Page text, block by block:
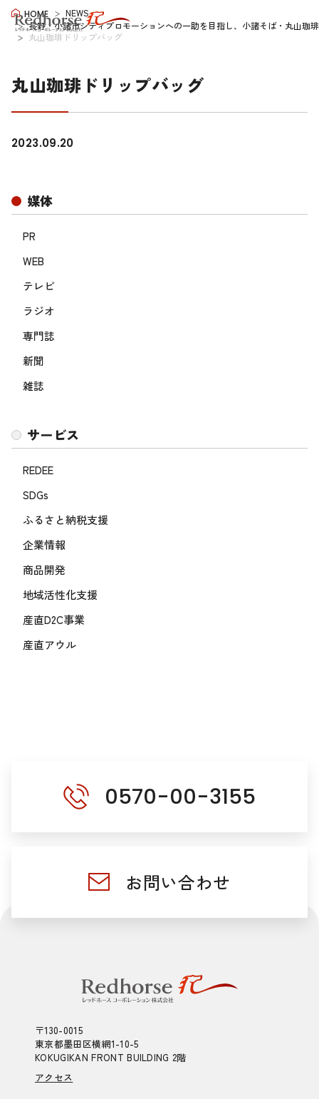
HOME
NEWS
長野・小諸市シティプロモーションへの一助を目指し、小諸そば・丸山珈
丸山珈琲ドリップバッグ
丸山珈琲ドリップバッグ
媒体
PR
WEB
テレビ
ラジオ
専門誌
新聞
雑誌
サービス
REDEE
SDGs
ふるさと納税支援
企業情報
商品開発
地域活性化支援
産直D2C事業
産直アウル
2023.09.20
0570-00-3155
お問い合わせ
〒130-0015
東京都墨田区横網1-10-5
KOKUGIKAN FRONT BUILDING 2階
アクセス